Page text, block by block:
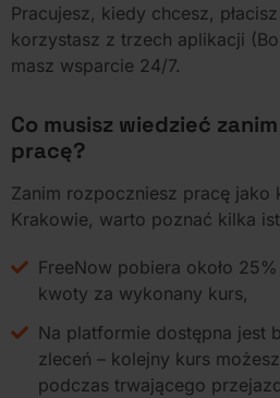
Pracujesz, kiedy chcesz,
korzystasz z trzech aplikacji
masz wsparcie 24/7.
Co musisz wiedzieć
pracę?
Zanim rozpoczniesz pracę jako
Krakowie, warto poznać kilka
FreeNow pobiera około
kwoty za wykonany kurs,
Na platformie dostępna jest
zleceń – kolejny kurs
podczas trwającego